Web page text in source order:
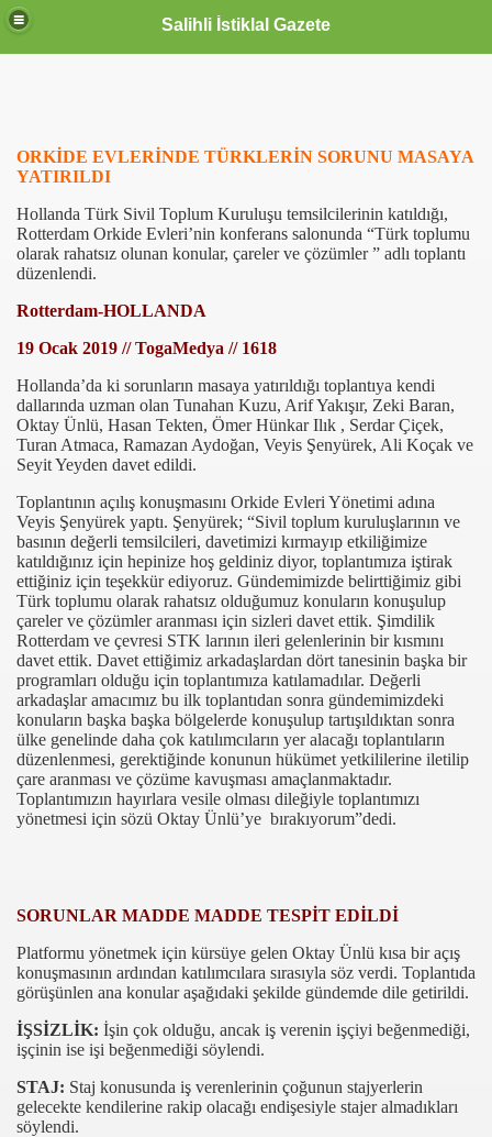
Salihli İstiklal Gazete
ORKİDE EVLERİNDE TÜRKLERİN SORUNU MASAYA
YATIRILDI
Hollanda Türk Sivil Toplum Kuruluşu temsilcilerinin katıldığı,
Rotterdam Orkide Evleri’nin konferans salonunda “Türk toplumu
olarak rahatsız olunan konular, çareler ve çözümler ” adlı toplantı
düzenlendi.
Rotterdam-HOLLANDA
19 Ocak 2019 // TogaMedya // 1618
Hollanda’da ki sorunların masaya yatırıldığı toplantıya kendi
dallarında uzman olan Tunahan Kuzu, Arif Yakışır, Zeki Baran,
Oktay Ünlü, Hasan Tekten, Ömer Hünkar Ilık , Serdar Çiçek,
Turan Atmaca, Ramazan Aydoğan, Veyis Şenyürek, Ali Koçak ve
Seyit Yeyden davet edildi.
Toplantının açılış konuşmasını Orkide Evleri Yönetimi adına
Veyis Şenyürek yaptı. Şenyürek; “Sivil toplum kuruluşlarının ve
basının değerli temsilcileri, davetimizi kırmayıp etkiliğimize
katıldığınız için hepinize hoş geldiniz diyor, toplantımıza iştirak
ettiğiniz için teşekkür ediyoruz. Gündemimizde belirttiğimiz gibi
Türk toplumu olarak rahatsız olduğumuz konuların konuşulup
çareler ve çözümler aranması için sizleri davet ettik. Şimdilik
Rotterdam ve çevresi STK larının ileri gelenlerinin bir kısmını
davet ettik. Davet ettiğimiz arkadaşlardan dört tanesinin başka bir
programları olduğu için toplantımıza katılamadılar. Değerli
arkadaşlar amacımız bu ilk toplantıdan sonra gündemimizdeki
konuların başka başka bölgelerde konuşulup tartışıldıktan sonra
ülke genelinde daha çok katılımcıların yer alacağı toplantıların
düzenlenmesi, gerektiğinde konunun hükümet yetkililerine iletilip
çare aranması ve çözüme kavuşması amaçlanmaktadır.
Toplantımızın hayırlara vesile olması dileğiyle toplantımızı
yönetmesi için sözü Oktay Ünlü’ye bırakıyorum”dedi.
SORUNLAR MADDE MADDE TESPİT EDİLDİ
Platformu yönetmek için kürsüye gelen Oktay Ünlü kısa bir açış
konuşmasının ardından katılımcılara sırasıyla söz verdi. Toplantıda
görüşünlen ana konular aşağıdaki şekilde gündemde dile getirildi.
İŞSİZLİK: İşin çok olduğu, ancak iş verenin işçiyi beğenmediği,
işçinin ise işi beğenmediği söylendi.
STAJ: Staj konusunda iş verenlerinin çoğunun stajyerlerin
gelecekte kendilerine rakip olacağı endişesiyle stajer almadıkları
söylendi.